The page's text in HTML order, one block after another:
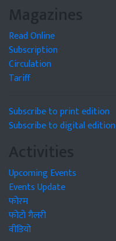
Magazines
Read Online
Subscription
Circulation
Tariff
Subscribe to print edition
Subscribe to digital edition
Activities
Upcoming Events
Events Update
फोरम
फोटो गैलरी
वीडियो